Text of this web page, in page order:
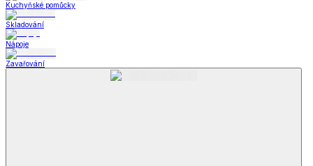
Kuchyňské pomůcky
Skladování
Nápoje
Zavařování